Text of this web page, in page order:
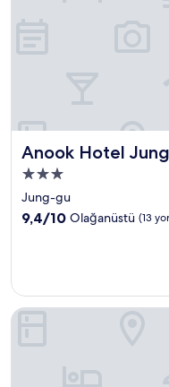
Anook Hotel
Anook Hotel
3.0
yıldızlı
konaklama
yeri
Jung-gu
10
yorum)
9,4/10 Olağanüstü (13
Anook Hotel and Spa